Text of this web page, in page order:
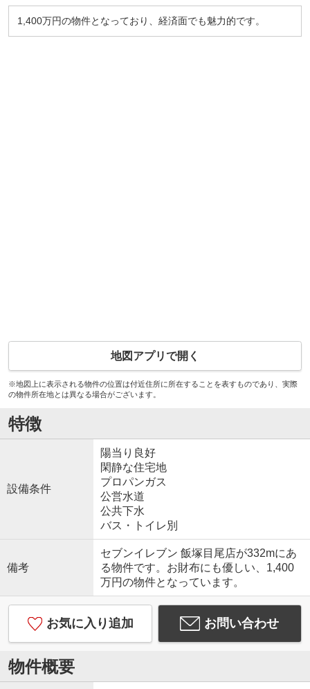
1,400万円の物件となっており、経済面でも魅力的です。
地図アプリで開く
※地図上に表示される物件の位置は付近住所に所在することを表すものであり、実際
の物件所在地とは異なる場合がございます。
特徴
設備条件
陽当り良好
閑静な住宅地
プロパンガス
公営水道
公共下水
バス・トイレ別
備考
セブンイレブン 飯塚目尾店が332mにあ
る物件です。お財布にも優しい、1,400
万円の物件となっています。
お気に入り追加 お問い合わせ
物件概要